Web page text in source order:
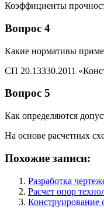
Коэффициенты
Вопрос 4
Какие нормативы
СП 20.13330.2011
Вопрос 5
Как определяются
На основе расчетных
Похожие записи:
Разработка
Расчет опор
Конструирование